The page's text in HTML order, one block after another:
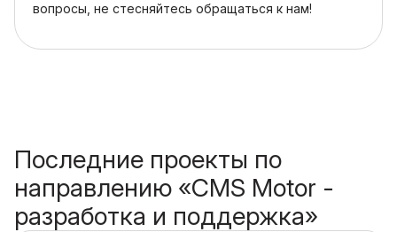
вопросы, не стесняйтесь обращаться к нам!
Последние проекты по
направлению «CMS Motor -
разработка и поддержка»